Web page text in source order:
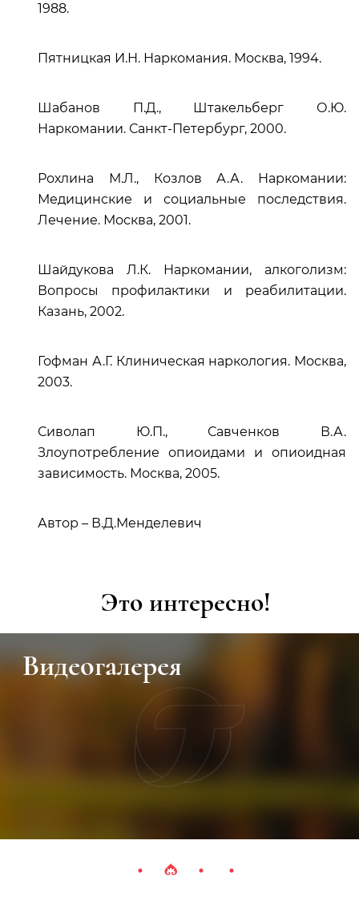
1988.
Пятницкая И.Н. Наркомания. Москва, 1994.
Шабанов П.Д., Штакельберг О.Ю.
Наркомании. Санкт-Петербург, 2000.
Рохлина М.Л., Козлов А.А. Наркомании:
Медицинские и социальные последствия.
Лечение. Москва, 2001.
Шайдукова Л.К. Наркомании, алкоголизм:
Вопросы профилактики и реабилитации.
Казань, 2002.
Гофман А.Г. Клиническая наркология. Москва,
2003.
Сиволап Ю.П., Савченков В.А.
Злоупотребление опиоидами и опиоидная
зависимость. Москва, 2005.
Автор – В.Д.Менделевич
Это интересно!
Видеогалерея